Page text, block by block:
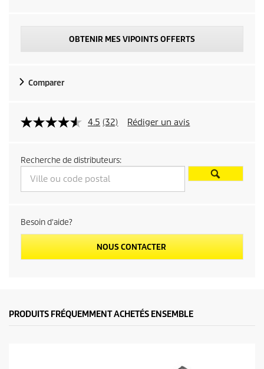
i
c
OBTENIR MES VIPOINTS OFFERTS
Comparer
4.5 (32) Rédiger un avis
Recherche de distributeurs:
Besoin d'aide?
NOUS CONTACTER
PRODUITS FRÉQUEMMENT ACHETÉS ENSEMBLE